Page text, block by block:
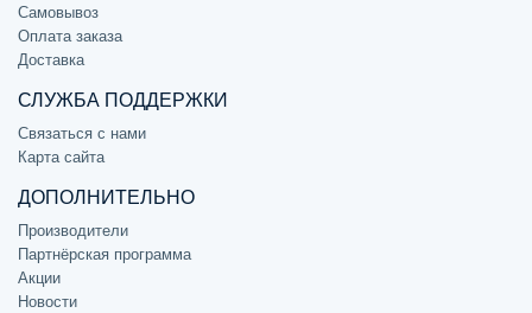
Самовывоз
Оплата заказа
Доставка
СЛУЖБА ПОДДЕРЖКИ
Связаться с нами
Карта сайта
ДОПОЛНИТЕЛЬНО
Производители
Партнёрская программа
Акции
Новости